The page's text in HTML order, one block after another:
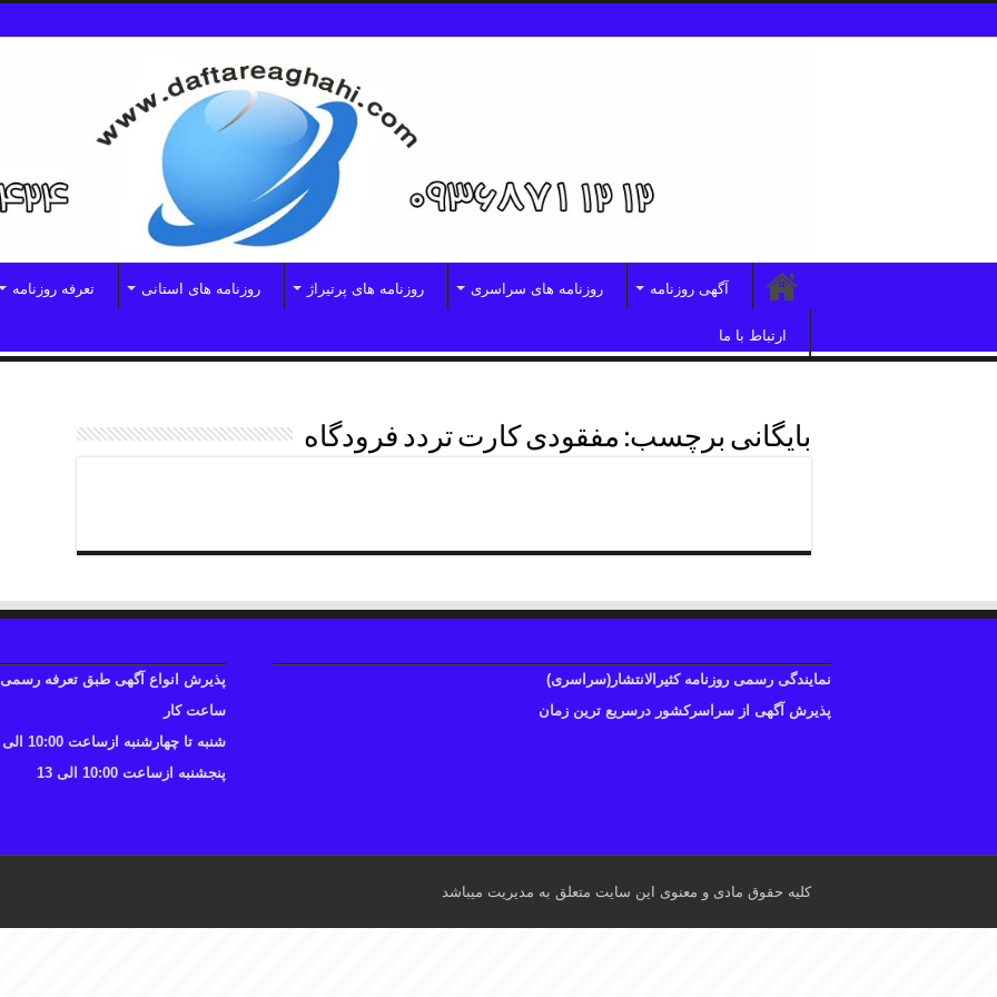
آگهی روزنامه روزنامه های سراسری روزنامه های پرتیراژ روزنامه های استانی تعرفه روزنامه
ارتباط با ما
بایگانی برچسب: مفقودی کارت تردد فرودگاه
نمایندگی رسمی روزنامه کثیرالانتشار(سراسری)
پذیرش آگهی از سراسرکشور درسریع ترین زمان
پذیرش انواع آگهی طبق تعرفه رسمی
ساعت کار
شنبه تا چهارشنبه ازساعت 10:00 الی 17
پنجشنبه ازساعت 10:00 الی 13
کلیه حقوق مادی و معنوی این سایت متعلق به مدیریت میباشد